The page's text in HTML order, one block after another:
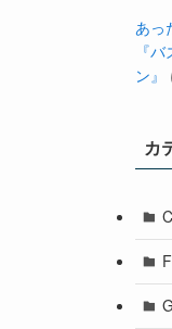
あっ
『
ン』
カ